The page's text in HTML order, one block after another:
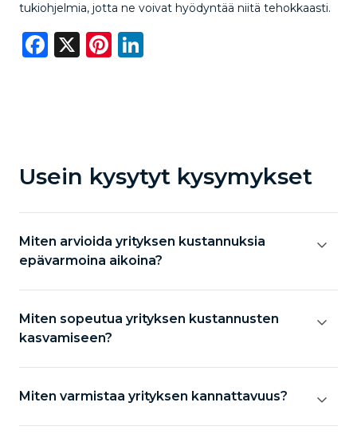
tukiohjelmia, jotta ne voivat hyödyntää niitä tehokkaasti.
Facebook
X Pinterest
Usein kysytyt kysymykset
Miten arvioida yrityksen kustannuksia
epävarmoina aikoina?
Miten sopeutua yrityksen kustannusten
kasvamiseen?
Miten varmistaa yrityksen kannattavuus?